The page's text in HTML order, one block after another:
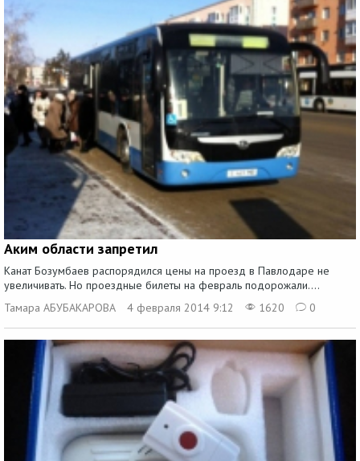
Аким области запретил
Канат Бозумбаев распорядился цены на проезд в Павлодаре не
увеличивать. Но проездные билеты на февраль подорожали....
Тамара АБУБАКАРОВА
4 февраля 2014 9:12 1620 0